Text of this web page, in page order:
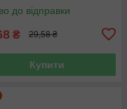
до відправки
₴ 29,58 ₴
Купити